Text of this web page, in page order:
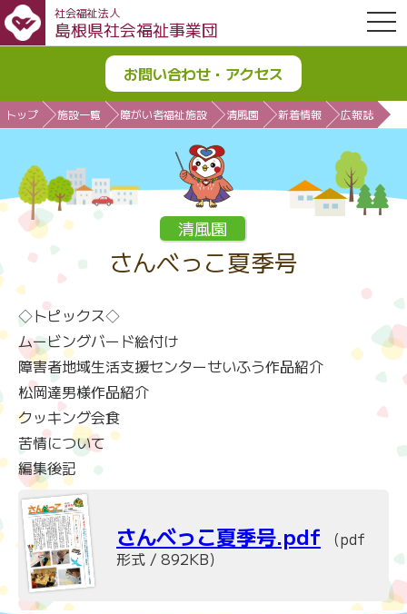
社会福祉法人
島根県社会福祉事業団
お問い合わせ・アクセス
トップ 施設一覧 障がい者福祉施設 清風園 新着情報 広報誌
清風園
さんべっこ夏季号
◇トピックス◇
ムービングバード絵付け
障害者地域生活支援センターせいふう作品紹介
松岡達男様作品紹介
クッキング会食
苦情について
編集後記
さんべっこ夏季号.pdf （pdf
形式 / 892KB）